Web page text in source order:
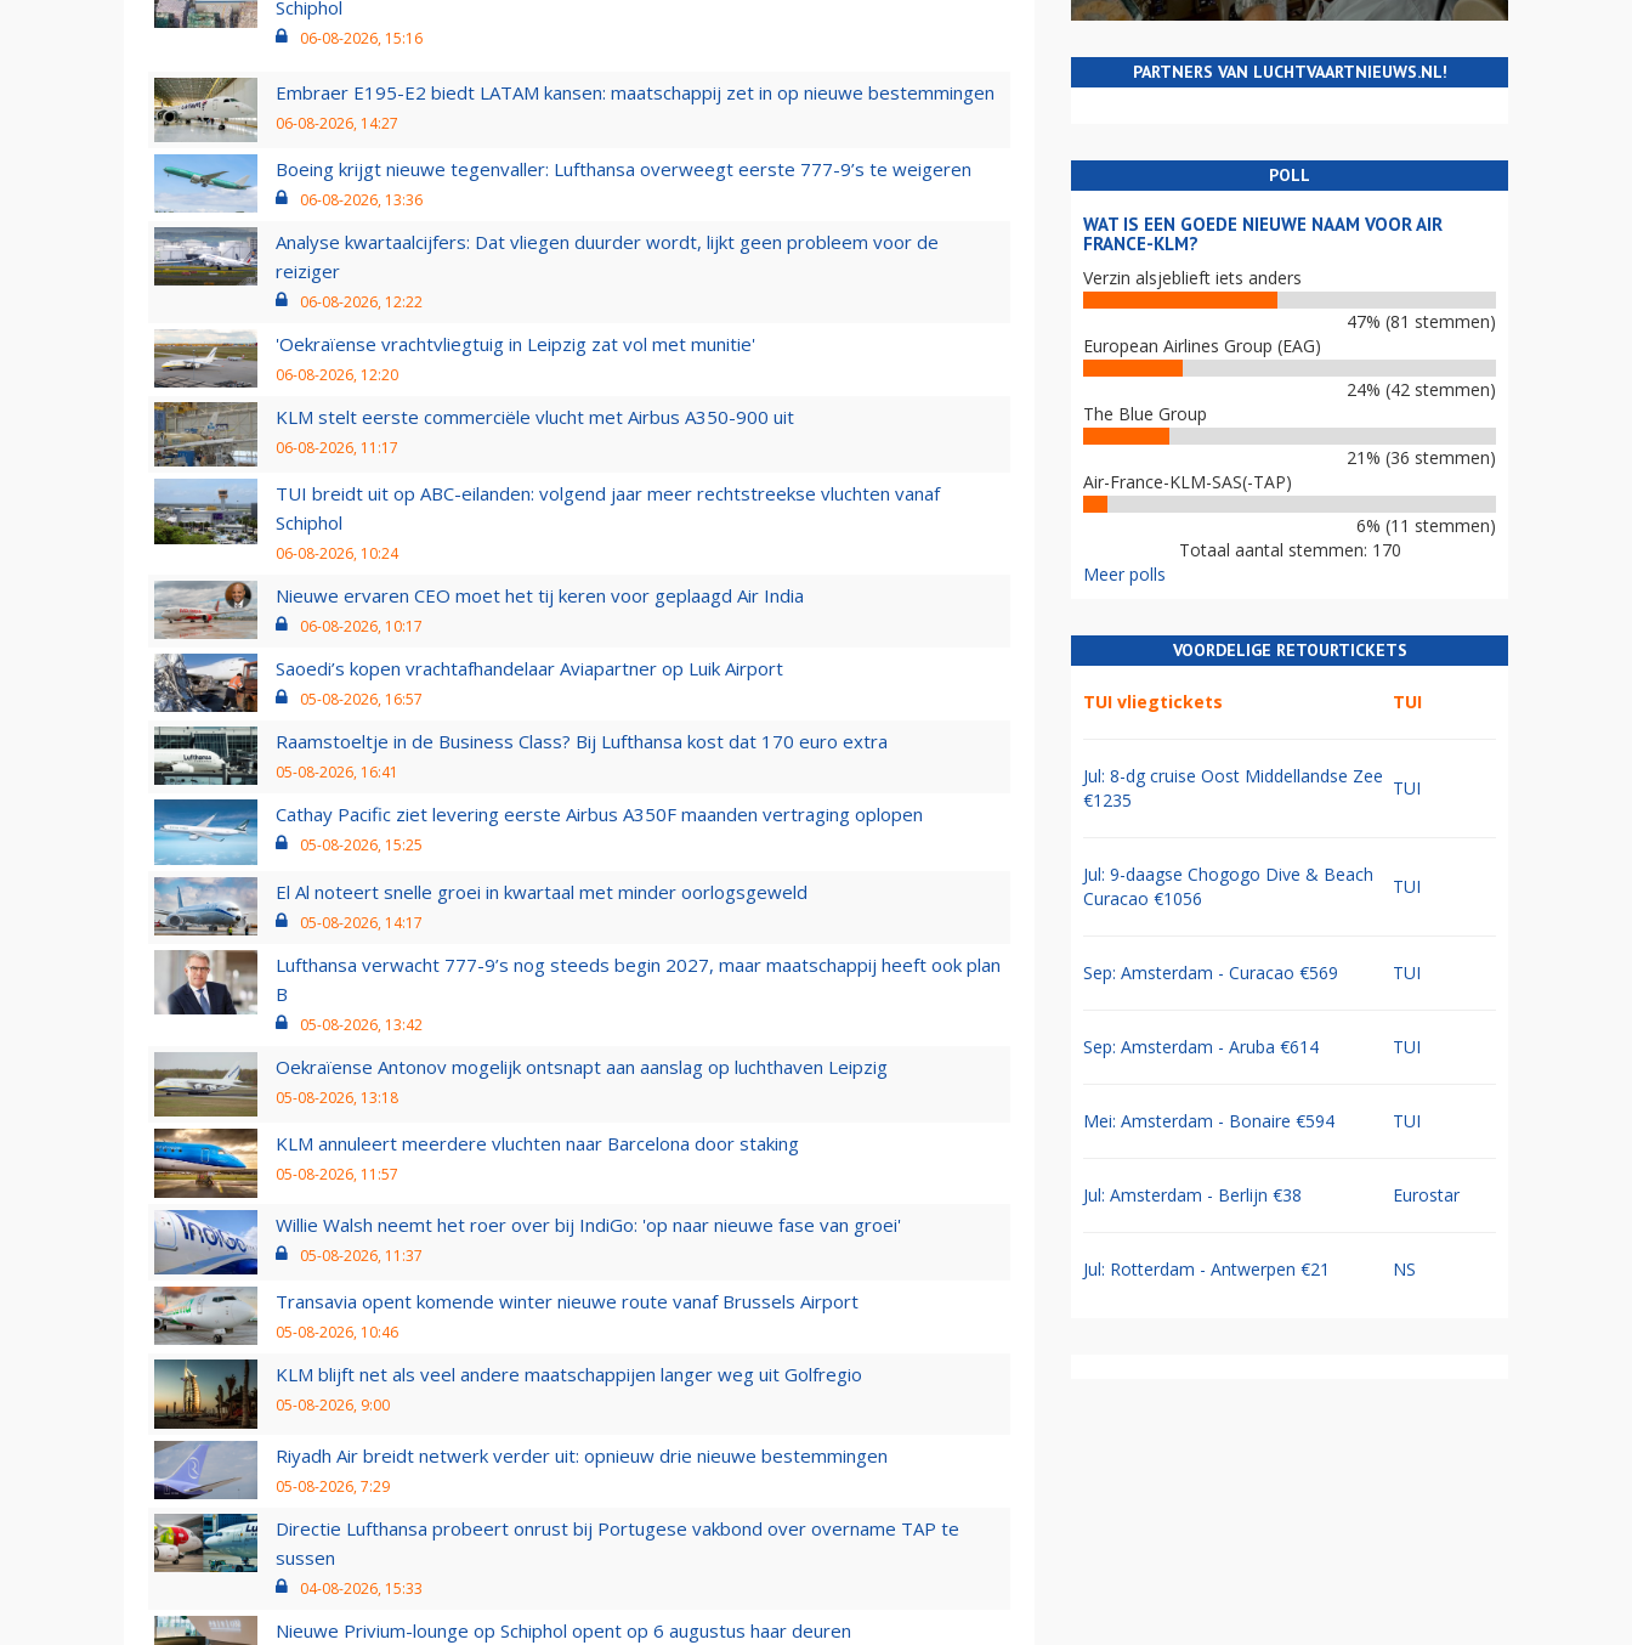
Schiphol
06-08-2026, 15:16
Embraer E195-E2 biedt LATAM kansen: maatschappij zet in op nieuwe bestemmingen
06-08-2026, 14:27
Boeing krijgt nieuwe tegenvaller: Lufthansa overweegt eerste 777-9’s te weigeren
06-08-2026, 13:36
Analyse kwartaalcijfers: Dat vliegen duurder wordt, lijkt geen probleem voor de
reiziger
06-08-2026, 12:22
'Oekraïense vrachtvliegtuig in Leipzig zat vol met munitie'
06-08-2026, 12:20
KLM stelt eerste commerciële vlucht met Airbus A350-900 uit
06-08-2026, 11:17
TUI breidt uit op ABC-eilanden: volgend jaar meer rechtstreekse vluchten vanaf
Schiphol
06-08-2026, 10:24
Nieuwe ervaren CEO moet het tij keren voor geplaagd Air India
06-08-2026, 10:17
Saoedi’s kopen vrachtafhandelaar Aviapartner op Luik Airport
05-08-2026, 16:57
Raamstoeltje in de Business Class? Bij Lufthansa kost dat 170 euro extra
05-08-2026, 16:41
Cathay Pacific ziet levering eerste Airbus A350F maanden vertraging oplopen
05-08-2026, 15:25
El Al noteert snelle groei in kwartaal met minder oorlogsgeweld
05-08-2026, 14:17
Lufthansa verwacht 777-9’s nog steeds begin 2027, maar maatschappij heeft ook plan
B
05-08-2026, 13:42
Oekraïense Antonov mogelijk ontsnapt aan aanslag op luchthaven Leipzig
05-08-2026, 13:18
KLM annuleert meerdere vluchten naar Barcelona door staking
05-08-2026, 11:57
Willie Walsh neemt het roer over bij IndiGo: 'op naar nieuwe fase van groei'
05-08-2026, 11:37
Transavia opent komende winter nieuwe route vanaf Brussels Airport
05-08-2026, 10:46
KLM blijft net als veel andere maatschappijen langer weg uit Golfregio
05-08-2026, 9:00
Riyadh Air breidt netwerk verder uit: opnieuw drie nieuwe bestemmingen
05-08-2026, 7:29
Directie Lufthansa probeert onrust bij Portugese vakbond over overname TAP te
sussen
04-08-2026, 15:33
Nieuwe Privium-lounge op Schiphol opent op 6 augustus haar deuren
PARTNERS VAN LUCHTVAARTNIEUWS.NL!
POLL
WAT IS EEN GOEDE NIEUWE NAAM VOOR AIR
FRANCE-KLM?
Verzin alsjeblieft iets anders
47% (81 stemmen)
European Airlines Group (EAG)
24% (42 stemmen)
The Blue Group
21% (36 stemmen)
Air-France-KLM-SAS(-TAP)
6% (11 stemmen)
Totaal aantal stemmen: 170
Meer polls
VOORDELIGE RETOURTICKETS
TUI vliegtickets TUI
Jul: 8-dg cruise Oost Middellandse Zee
€1235
TUI
Jul: 9-daagse Chogogo Dive & Beach
Curacao €1056
TUI
Sep: Amsterdam - Curacao €569 TUI
Sep: Amsterdam - Aruba €614 TUI
Mei: Amsterdam - Bonaire €594 TUI
Jul: Amsterdam - Berlijn €38 Eurostar
Jul: Rotterdam - Antwerpen €21 NS